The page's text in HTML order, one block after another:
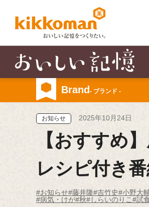
Brand - ブランド -
お知らせ 2025年10月24日
【おすすめ
レシピ付き
#お知らせ#藤井隆#吉竹史#小野大
#病気・けが#秋#しらいのりこ #試